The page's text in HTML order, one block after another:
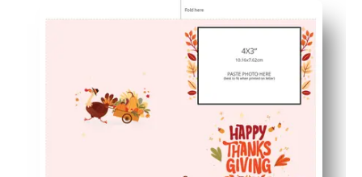
Ευκολία χωρίς προετοιμασία - απλώς εκτυπώστε,
Εύκολη εξατομίκευση - προσθέστε ένα χειρόγραφο
Ελκυστικό για παιδιά - Ο σχεδιασμός με πρώτη
Ιδανικό για το σπίτι ή την τάξη - μια γρήγορη,